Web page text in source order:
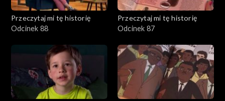
Przeczytaj mi tę historię
Odcinek 88
Przeczytaj mi tę historię
Odcinek 87